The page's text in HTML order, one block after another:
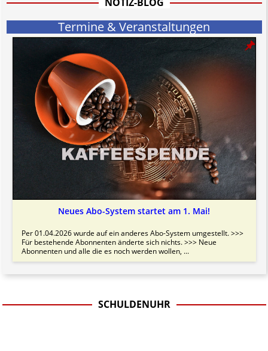
Termine & Veranstaltungen
Neues Abo-System startet am 1. Mai!
Per 01.04.2026 wurde auf ein anderes Abo-System umgestellt. >>>
Für bestehende Abonnenten änderte sich nichts. >>> Neue
Abonnenten und alle die es noch werden wollen, ...
SCHULDENUHR